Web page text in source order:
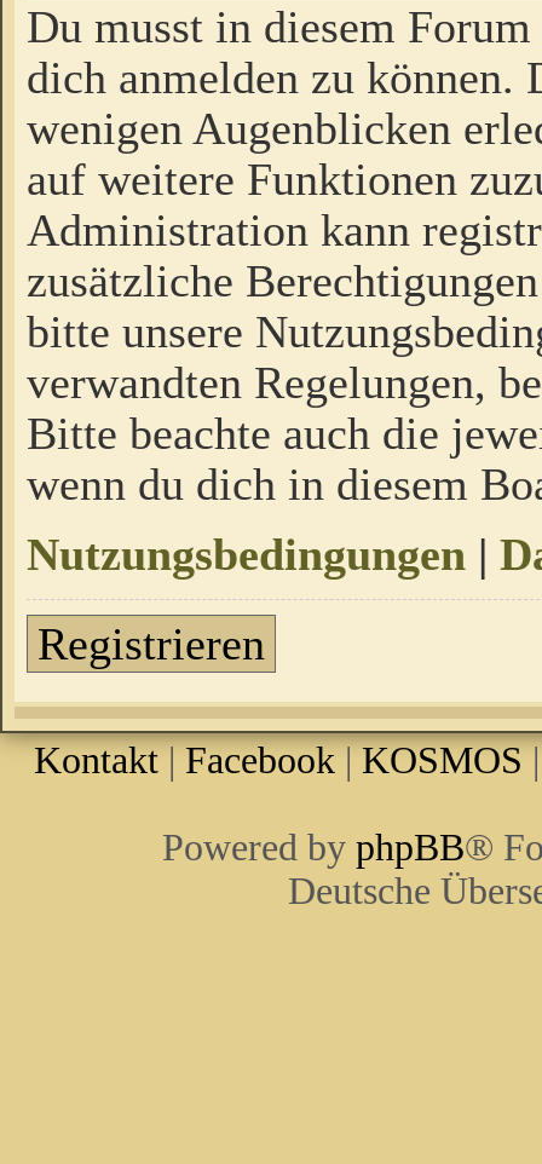
Du musst in diesem
dich anmelden zu
wenigen Augenblicken
auf weitere Funktionen
Administration kann
zusätzliche
bitte unsere
verwandten Regelungen,
Bitte beachte auch die
wenn du dich in diesem
Nutzungsbedingungen |
Registrieren
Kontakt | Facebook | KOSMOS
Powered by phpBB®
Deutsche